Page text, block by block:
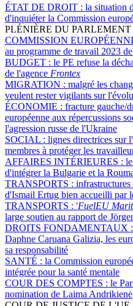
ÉTAT DE DROIT : la situation
d'inquiéter la Commission
PLÉNIÈRE DU PARLEMENT
COMMISSION
au programme de travail 2023
BUDGET : le PE refuse la
de l'agence Frontex
MIGRATION : malgré les
veulent rester vigilants sur
ÉCONOMIE : fracture gauche/
européenne aux répercussions
l'agression russe de l'Ukraine
SOCIAL : lignes directrices sur
membres à protéger les
AFFAIRES INTÉRIEURES :
d'intégrer la Bulgarie et la
TRANSPORTS :
d'Ismail Ertug bien accueilli par
TRANSPORTS : 'FuelEU
large soutien au rapport de
DROITS FONDAMENTAUX :
Daphne Caruana Galizia, les
sa responsabilité
SANTÉ : la Commission
intégrée pour la santé mentale
COUR DES COMPTES : le
nomination de Laima Andrikienė